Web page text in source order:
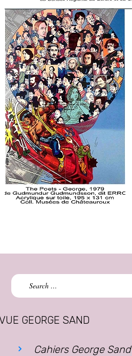
Search
for:
GEORGE SAND
Cahiers George Sand